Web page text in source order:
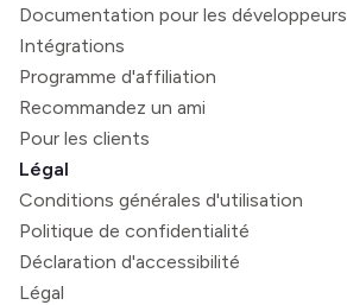
Documentation pour les développeurs
Intégrations
Programme d'affiliation
Recommandez un ami
Pour les clients
Légal
Conditions générales d'utilisation
Politique de confidentialité
Déclaration d'accessibilité
Légal